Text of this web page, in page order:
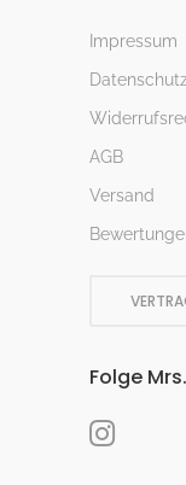
Impressum
AGB
Versand
Folge